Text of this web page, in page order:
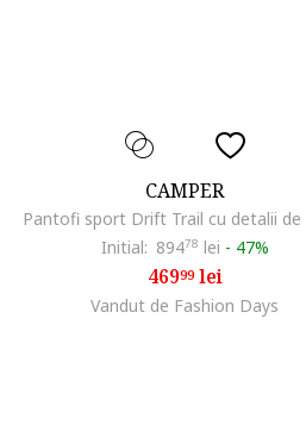
CAMPER
Initial: 89478 lei - 47%
46999lei
Vandut de Fashion Days